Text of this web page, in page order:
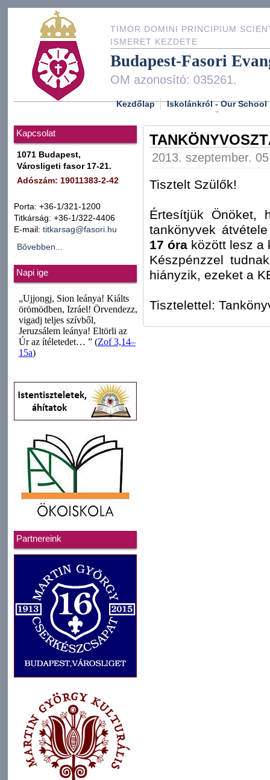
TIMOR DOMINI PRINCIPIUM
ISMERET KEZDETE
Budapest-Fasori
OM azonosító: 035261.
Kezdőlap Iskolánkról - Our School
Kapcsolat
1071 Budapest,
Városligeti fasor 17-21.
Adószám: 19011383-2-42
Porta: +36-1/321-1200
Titkárság: +36-1/322-4406
E-mail: titkarsag@fasori.hu
Bővebben...
Napi ige
Partnereink
2013. szeptember.
Tisztelt Szülők!
Értesítjük
tankönyvek
17 óra között lesz a
Készpénzzel
hiányzik, ezeket a
Tisztelettel: